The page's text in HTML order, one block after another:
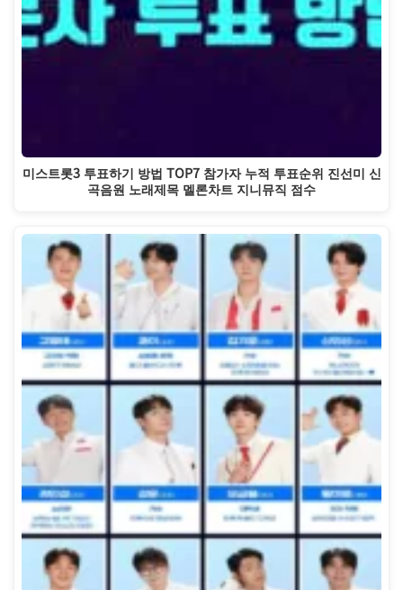
미스트롯3 투표하기 방법 TOP7 참가자 누적 투표순위 진선미 신
곡음원 노래제목 멜론차트 지니뮤직 점수